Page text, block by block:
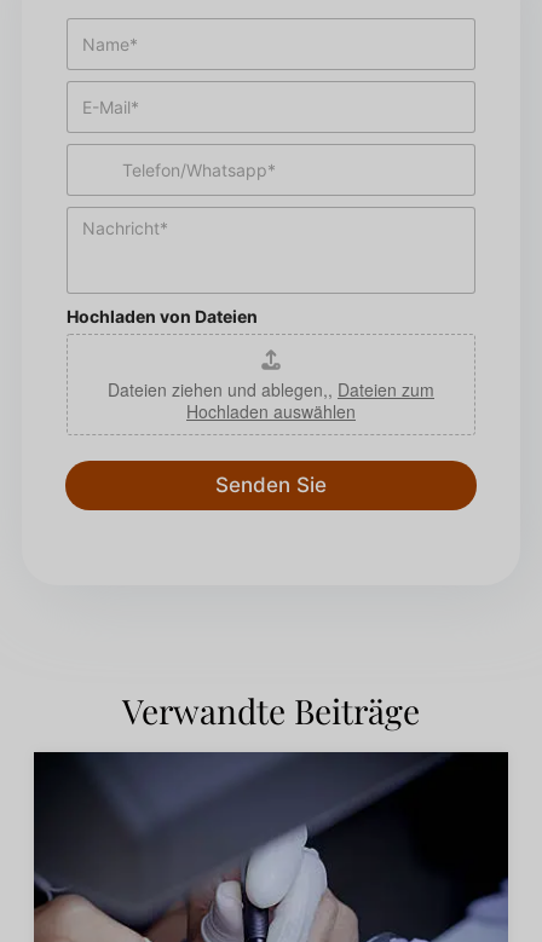
m
M
ll
n
*
r
i
c
h
t
*
Hochladen von Dateien
Dateien ziehen und ablegen,, Dateien zum
Hochladen auswählen
Senden Sie
Verwandte Beiträge